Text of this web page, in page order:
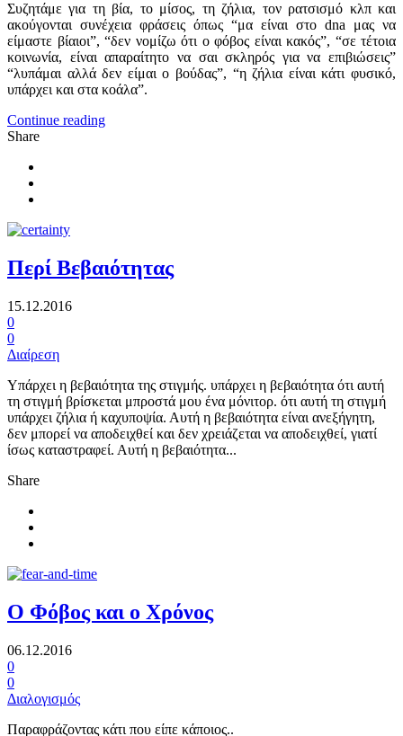
Συζητάμε για τη βία, το μίσος, τη ζήλια, τον ρατσισμό κλπ και
ακούγονται συνέχεια φράσεις όπως “μα είναι στο dna μας να
είμαστε βίαιοι”, “δεν νομίζω ότι ο φόβος είναι κακός”, “σε τέτοια
κοινωνία, είναι απαραίτητο να σαι σκληρός για να επιβιώσεις”
“λυπάμαι αλλά δεν είμαι ο βούδας”, “η ζήλια είναι κάτι φυσικό,
υπάρχει και στα κοάλα”.
Continue reading
Share
Περί Βεβαιότητας
15.12.2016
0
0
Διαίρεση
Υπάρχει η βεβαιότητα της στιγμής. υπάρχει η βεβαιότητα ότι αυτή
τη στιγμή βρίσκεται μπροστά μου ένα μόνιτορ. ότι αυτή τη στιγμή
υπάρχει ζήλια ή καχυποψία. Αυτή η βεβαιότητα είναι ανεξήγητη,
δεν μπορεί να αποδειχθεί και δεν χρειάζεται να αποδειχθεί, γιατί
ίσως καταστραφεί. Αυτή η βεβαιότητα...
Share
Ο Φόβος και ο Χρόνος
06.12.2016
0
0
Διαλογισμός
Παραφράζοντας κάτι που είπε κάποιος..